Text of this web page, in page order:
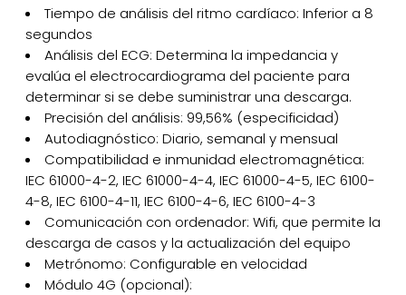
Tiempo de análisis del ritmo cardíaco: Inferior a 8
segundos
Análisis del ECG: Determina la impedancia y
evalúa el electrocardiograma del paciente para
determinar si se debe suministrar una descarga.
Precisión del análisis: 99,56% (especificidad)
Autodiagnóstico: Diario, semanal y mensual
Compatibilidad e inmunidad electromagnética:
IEC 61000-4-2, IEC 61000-4-4, IEC 61000-4-5, IEC 6100-
4-8, IEC 6100-4-11, IEC 6100-4-6, IEC 6100-4-3
Comunicación con ordenador: Wifi, que permite la
descarga de casos y la actualización del equipo
Metrónomo: Configurable en velocidad
Módulo 4G (opcional):